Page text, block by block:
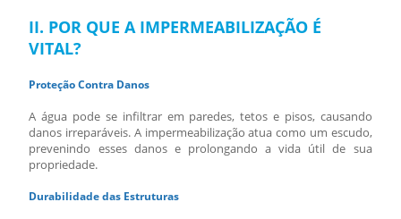
II. POR QUE A IMPERMEABILIZAÇÃO É
VITAL?
Proteção Contra Danos
A água pode se infiltrar em paredes, tetos e pisos, causando
danos irreparáveis. A impermeabilização atua como um escudo,
prevenindo esses danos e prolongando a vida útil de sua
propriedade.
Durabilidade das Estruturas